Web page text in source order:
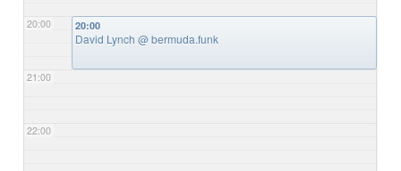
20:00
21:00
22:00
20:00
David Lynch@ bermuda.funk